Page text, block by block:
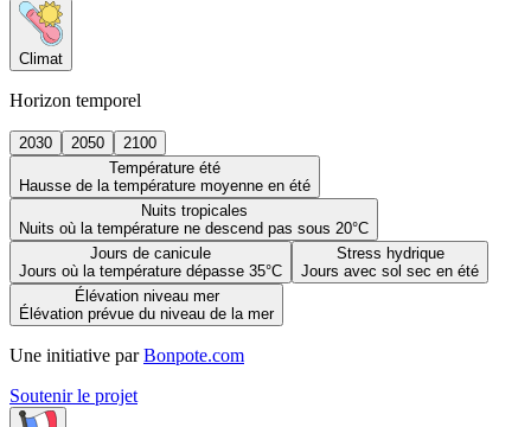
Climat
Horizon temporel
2030 2050
2100
Température été
Hausse de la température moyenne en été
Nuits tropicales
Nuits où la température ne descend pas sous 20°C
Jours de canicule
Jours où la température dépasse 35°C
Stress hydrique
Jours avec sol sec en été
Élévation niveau mer
Élévation prévue du niveau de la mer
Une initiative par Bonpote.com
Soutenir le projet